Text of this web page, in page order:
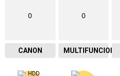
0
CANON
0
MULTIFUNCIONAL